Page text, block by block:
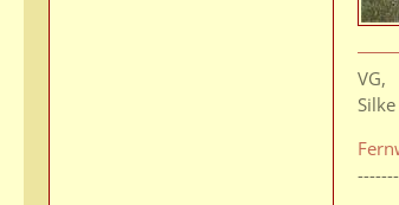
VG,
Silke